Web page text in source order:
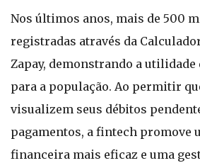
Nos últimos anos, mais de 500
registradas através da
Zapay, demonstrando a
para a população. Ao permitir
visualizem seus débitos
pagamentos, a fintech promove
financeira mais eficaz e uma